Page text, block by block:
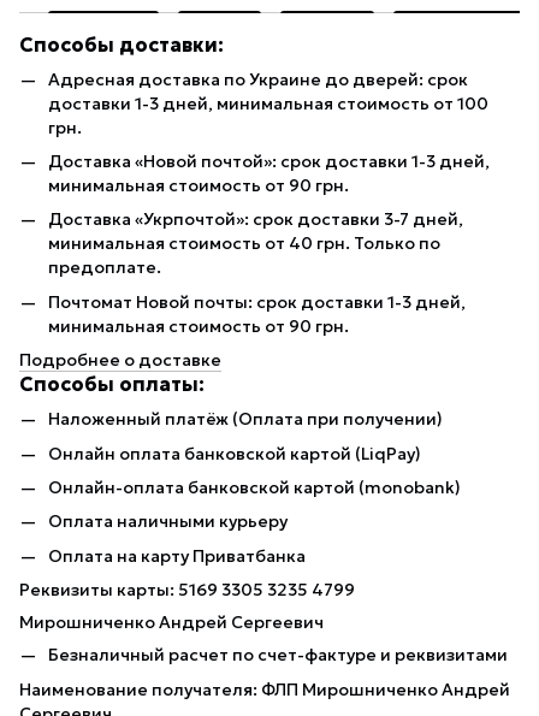
Способы доставки:
Адресная доставка по Украине до дверей: срок
доставки 1-3 дней, минимальная стоимость от 100
грн.
Доставка «Новой почтой»: срок доставки 1-3 дней,
минимальная стоимость от 90 грн.
Доставка «Укрпочтой»: срок доставки 3-7 дней,
минимальная стоимость от 40 грн. Только по
предоплате.
Почтомат Новой почты: срок доставки 1-3 дней,
минимальная стоимость от 90 грн.
Подробнее о доставке
Способы оплаты:
Наложенный платёж (Оплата при получении)
Онлайн оплата банковской картой (LiqPay)
Онлайн-оплата банковской картой (monobank)
Оплата наличными курьеру
Оплата на карту Приватбанка
Реквизиты карты: 5169 3305 3235 4799
Мирошниченко Андрей Сергеевич
Безналичный расчет по счет-фактуре и реквизитами
Наименование получателя: ФЛП Мирошниченко Андрей